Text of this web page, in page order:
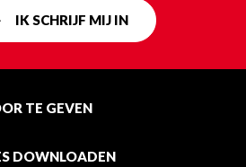
IK SCHRIJF MIJ IN
TE GEVEN
DOWNLOADEN